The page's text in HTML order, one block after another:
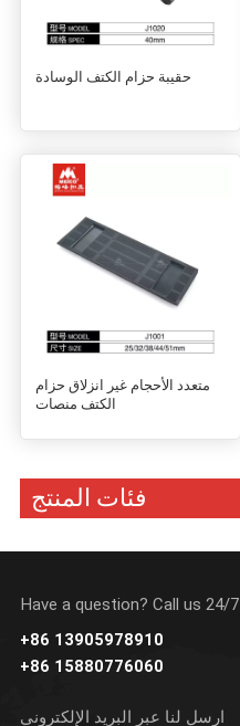
حقيبة حزام الكتف الوسادة
متعدد الأحجام غير انزلاق حزام
الكتف منصات
فئات المنتج
Have a question? Call us 24/7
+86 13905978910
+86 15880776060
ارسل لنا عبر البريد الإلكتروني